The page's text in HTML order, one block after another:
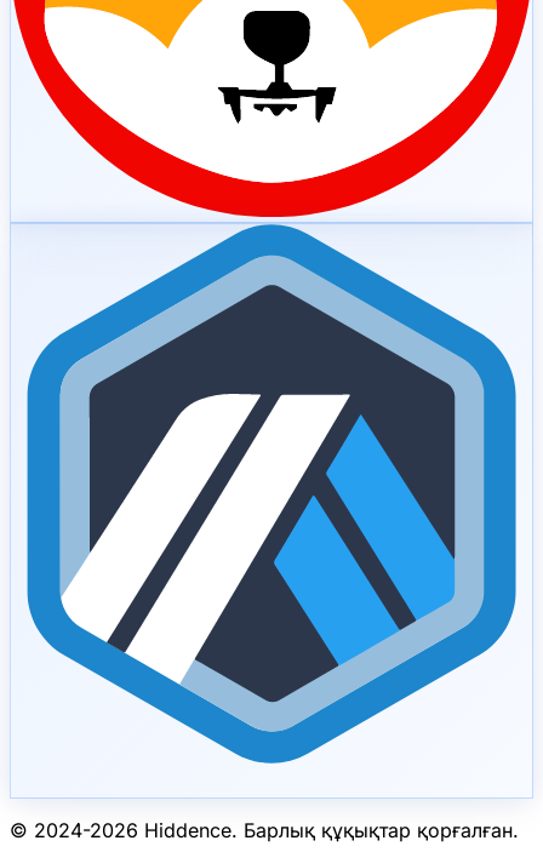
© 2024-2026 Hiddence. Барлық құқықтар қорғалған.